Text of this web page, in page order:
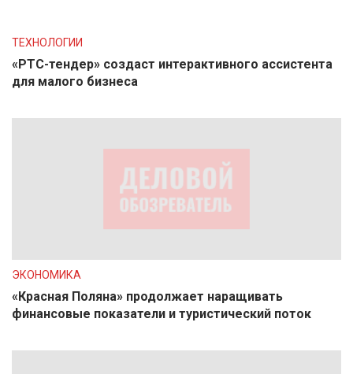
ТЕХНОЛОГИИ
«РТС-тендер» создаст интерактивного ассистента
для малого бизнеса
ЭКОНОМИКА
«Красная Поляна» продолжает наращивать
финансовые показатели и туристический поток